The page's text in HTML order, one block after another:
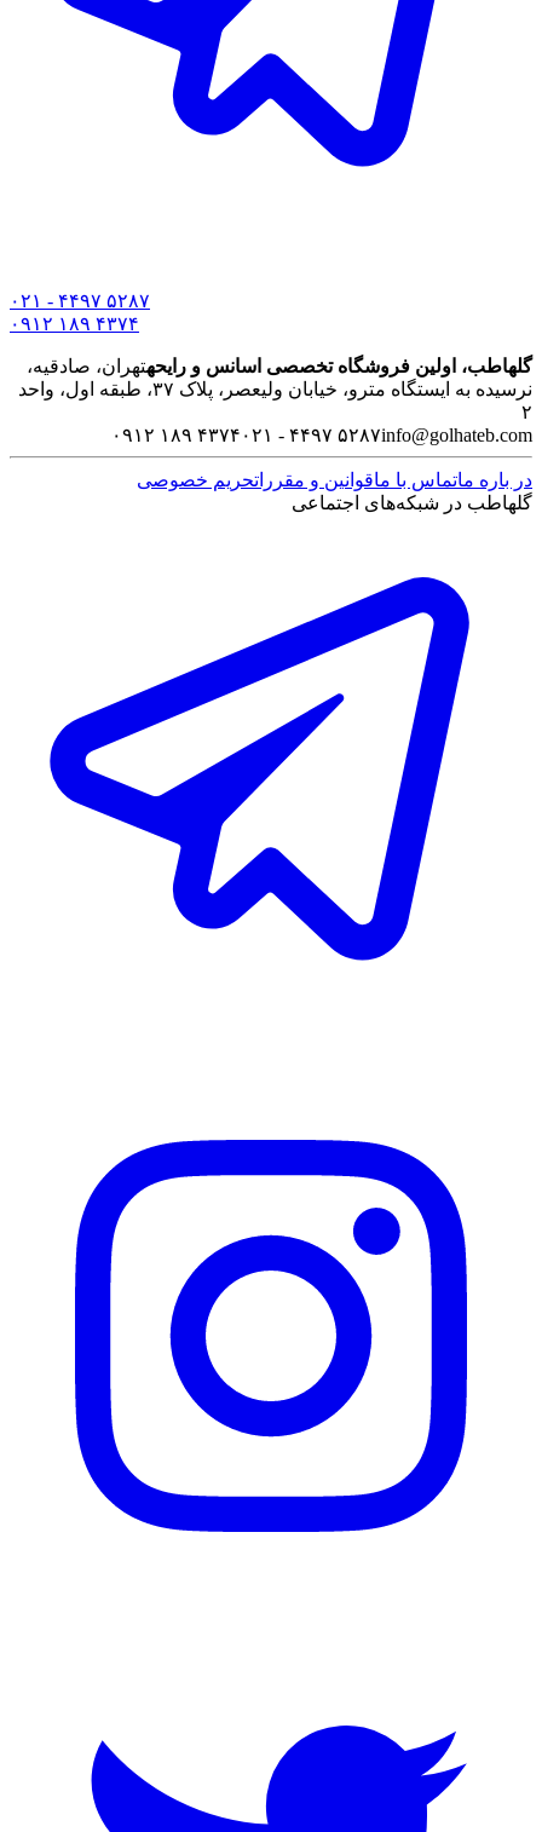
۰۲۱ - ۴۴۹۷ ۵۲۸۷
۰۹۱۲ ۱۸۹ ۴۳۷۴
گلهاطب، اولین فروشگاه تخصصی اسانس و رایحهتهران، صادقیه،
نرسیده به ایستگاه مترو، خیابان ولیعصر، پلاک ۳۷، طبقه اول، واحد
۲
info@golhateb.com۰۲۱ - ۴۴۹۷ ۵۲۸۷ ۰۹۱۲ ۱۸۹ ۴۳۷۴
در باره ماتماس با ماقوانین و مقرراتحریم خصوصی
گلهاطب در شبکه‌های اجتماعی